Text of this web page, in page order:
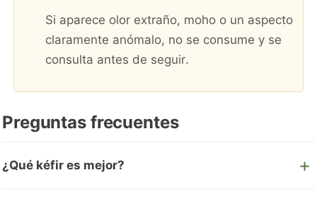
Si aparece olor extraño, moho o un aspecto
claramente anómalo, no se consume y se
consulta antes de seguir.
Preguntas frecuentes
¿Qué kéfir es mejor?